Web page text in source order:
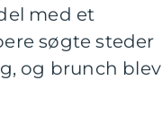
med et
søgte steder
og brunch blev